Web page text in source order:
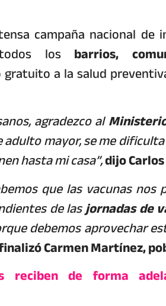
campaña nacional de
los barrios,
gratuito a la salud
agradezco al
mayor, se me
hasta mi casa”,dijo
que las vacunas nos
de lasjornadas de
debemos aprovechar
Carmen Martínez,
reciben de forma